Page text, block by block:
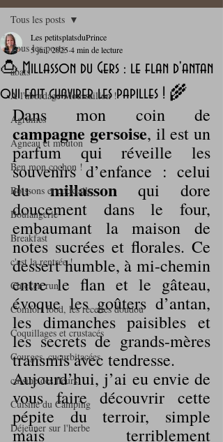
Tous les posts
abats
A l'abordage Moussaillon !
Agrumes
Agneau et mouton
Ben mon cochon !
Boissons et cocktails
Boulangerie
Breakfast
c'est la rentrée !
Chicken run
Comfort food, les recettes doudou
Coquillages et crustacés
Courges, cucurbitacées
cuisine des fleurs
Cuisine du Camping
Déjeuner sur l'herbe
Tous les posts
🍮 Millasson du Gers : le flan d'antan
qui fait chavirer les papilles ! 🌾
Les petitsplatsduPrince
5 juil. 2025 4 min de lecture
campagne gersoise, il est un
parfum qui réveille les
souvenirs d’enfance : celui
du millasson qui dore
doucement dans le four,
embaumant la maison de
notes sucrées et florales. Ce
dessert humble, à mi-chemin
entre le flan et le gâteau,
évoque les goûters d’antan,
les dimanches paisibles et
les secrets de grands-mères
transmis avec tendresse.
Aujourd’hui, j’ai eu envie de
vous faire découvrir cette
pépite du terroir, simple
mais terriblement